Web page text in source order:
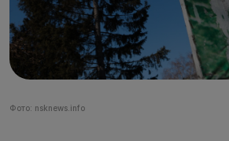
Фото: nsknews.info